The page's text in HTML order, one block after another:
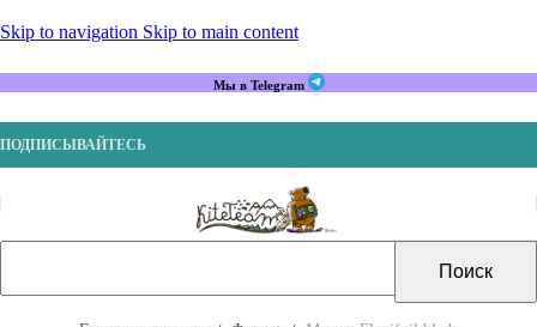
Skip to navigation Skip to main content
Мы в Telegram
ПОДПИСЫВАЙТЕСЬ